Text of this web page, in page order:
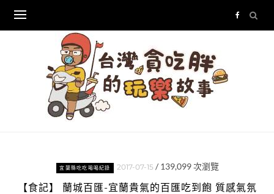
content
宜蘭縣吃吃喝喝紀錄 2017-07-15 / 139,099次瀏覽
【食記】 蘭城百匯-宜蘭貴氣的百匯吃到飽 質感氣氛